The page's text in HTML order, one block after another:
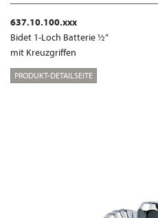
637.10.100.xxx
Bidet 1-Loch Batterie ½“
mit Kreuzgriffen
PRODUKT-DETAILSEITE